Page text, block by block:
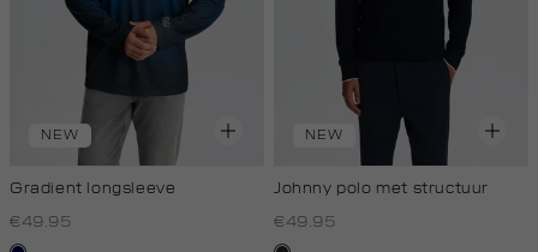
NEW
Gradient longsleeve
€49.95
NEW
Johnny polo met structuur
€49.95